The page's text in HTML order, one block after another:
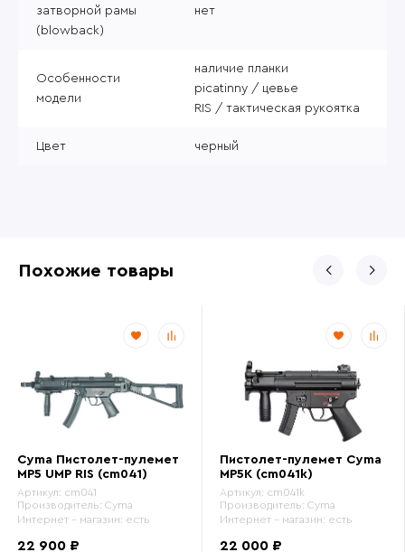
затворной рамы
(blowback)
нет
Особенности
модели
наличие планки
picatinny / цевье
RIS / тактическая рукоятка
Цвет черный
Похожие товары
Cyma Пистолет-пулемет
MP5 UMP RIS (cm041)
Артикул: cm041
Производитель: Cyma
Интернет - магазин: есть
22 900 ₽
Пистолет-пулемет Cyma
MP5K (cm041k)
Артикул: cm041k
Производитель: Cyma
Интернет - магазин: есть
22 000 ₽